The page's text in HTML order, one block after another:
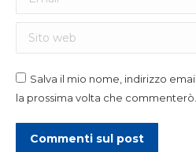
Sito web
Salva il mio nome, indirizzo
la prossima volta che commenterò.
Commenti sul post